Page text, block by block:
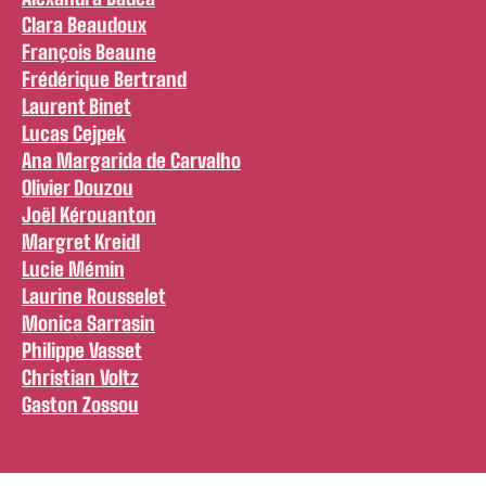
Clara Beaudoux
François Beaune
Frédérique Bertrand
Laurent Binet
Lucas Cejpek
Ana Margarida de Carvalho
Olivier Douzou
Joël Kérouanton
Margret Kreidl
Lucie Mémin
Laurine Rousselet
Monica Sarrasin
Philippe Vasset
Christian Voltz
Gaston Zossou